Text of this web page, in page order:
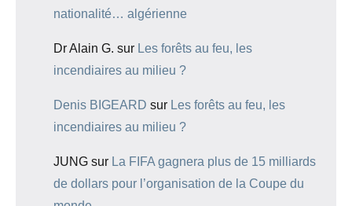
nationalité… algérienne
Dr Alain G. sur Les forêts au feu, les
incendiaires au milieu ?
Denis BIGEARD sur Les forêts au feu, les
incendiaires au milieu ?
JUNG sur La FIFA gagnera plus de 15 milliards
de dollars pour l’organisation de la Coupe du